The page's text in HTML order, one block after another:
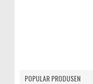
POPULAR PRODUSEN